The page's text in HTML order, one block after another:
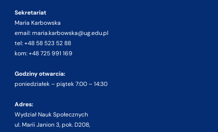
Sekretariat
Maria Karbowska
email: maria.karbowska@ug.edu.pl
tel: +48 58 523 52 88
kom: +48 725 991 169
Godziny otwarcia:
poniedziałek – piątek 7:00 – 14:30
Adres:
Wydział Nauk Społecznych
ul. Marii Janion 3, pok. D208,